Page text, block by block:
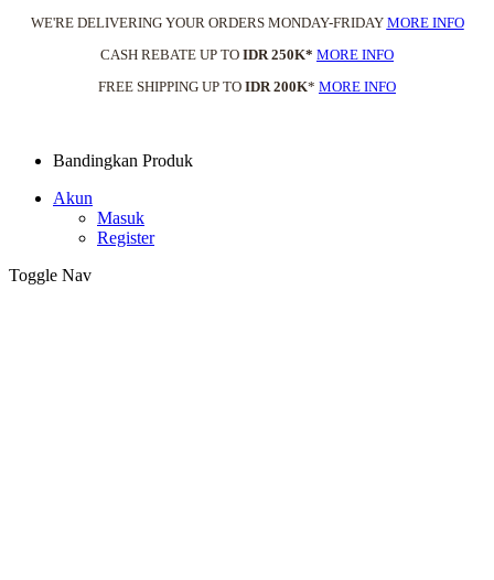
WE'RE DELIVERING YOUR ORDERS MONDAY-FRIDAY MORE INFO
CASH REBATE UP TO IDR 250K* MORE INFO
FREE SHIPPING UP TO IDR 200K* MORE INFO
Bandingkan Produk
Akun
Masuk
Register
Toggle Nav